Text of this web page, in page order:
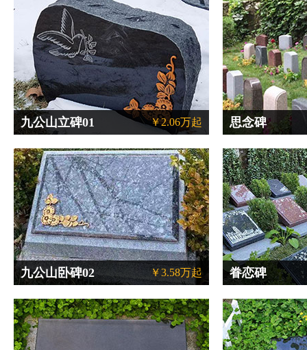
九公山立碑01 ￥2.06万起 思念碑
九公山卧碑02 ￥3.58万起 眷恋碑